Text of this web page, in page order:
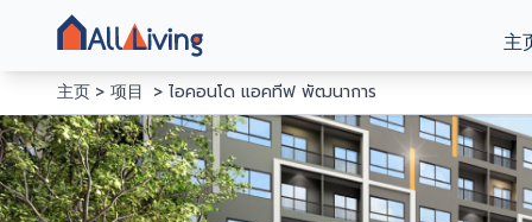
主
主页 项目 ไอคอนโด แอคทีฟ พัฒนาการ